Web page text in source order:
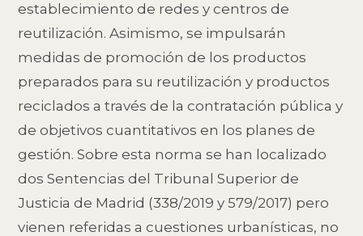
establecimiento de redes y centros de
reutilización. Asimismo, se impulsarán
medidas de promoción de los productos
preparados para su reutilización y productos
reciclados a través de la contratación pública y
de objetivos cuantitativos en los planes de
gestión. Sobre esta norma se han localizado
dos Sentencias del Tribunal Superior de
Justicia de Madrid (338/2019 y 579/2017) pero
vienen referidas a cuestiones urbanísticas, no